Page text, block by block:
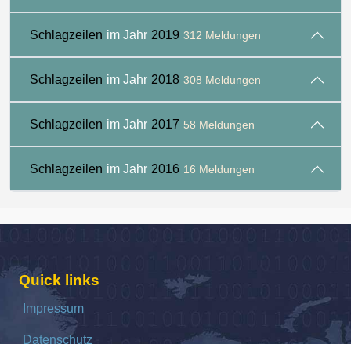
Schlagzeilen im Jahr 2019 312 Meldungen
Schlagzeilen im Jahr 2018 308 Meldungen
Schlagzeilen im Jahr 2017 58 Meldungen
Schlagzeilen im Jahr 2016 16 Meldungen
Quick links
Impressum
Datenschutz